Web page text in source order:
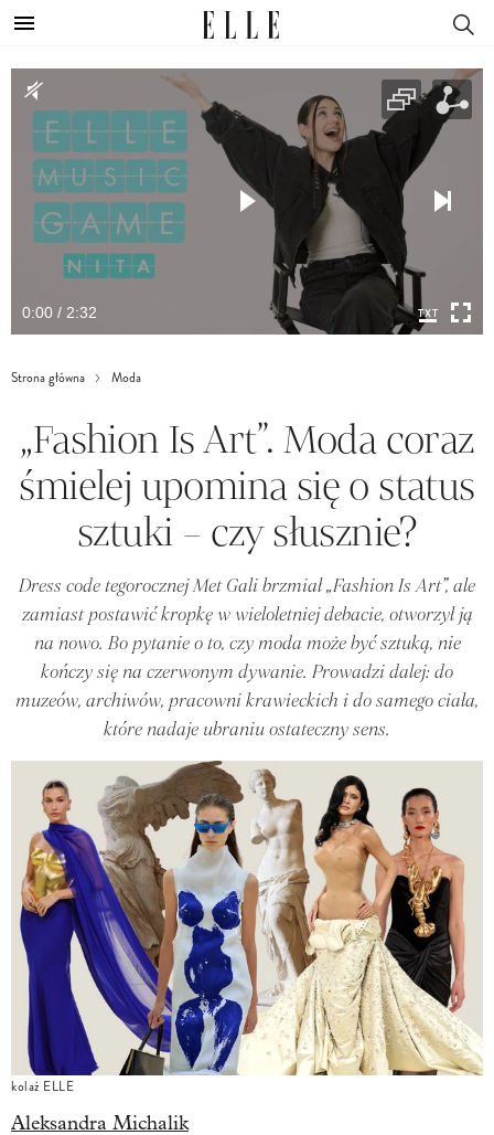
0:00 / 2:32
Strona główna Moda
„Fashion Is Art”. Moda coraz
śmielej upomina się o status
sztuki – czy słusznie?
Dress code tegorocznej Met Gali brzmiał „Fashion Is Art”, ale
zamiast postawić kropkę w wieloletniej debacie, otworzył ją
na nowo. Bo pytanie o to, czy moda może być sztuką, nie
kończy się na czerwonym dywanie. Prowadzi dalej: do
muzeów, archiwów, pracowni krawieckich i do samego ciała,
które nadaje ubraniu ostateczny sens.
kolaż ELLE
Aleksandra Michalik